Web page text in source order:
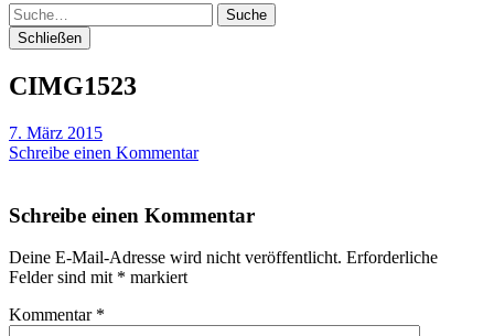
Suche
Schließen
CIMG1523
7. März 2015
Schreibe einen Kommentar
Schreibe einen Kommentar
Deine E-Mail-Adresse wird nicht veröffentlicht. Erforderliche
Felder sind mit * markiert
Kommentar *